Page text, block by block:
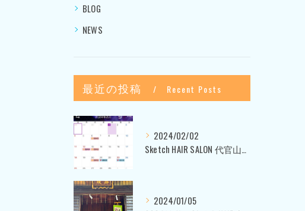
BLOG
NEWS
最近の投稿 Recent Posts
2024/02/02
Sketch HAIR SALON 代官山〜美容室ブログ〜
2024/01/05